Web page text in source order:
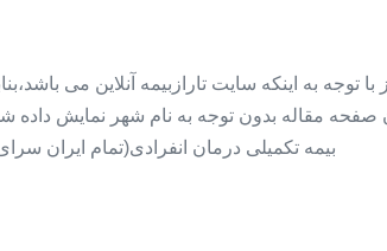
با توجه به اینکه سایت تارازبیمه آنلاین می
مقاله بدون توجه به نام شهر نمایش داده
بیمه تکمیلی درمان انفرادی(تمام ایران